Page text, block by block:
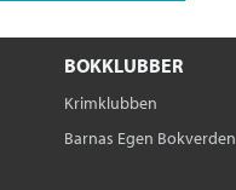
BOKKLUBBER
Krimklubben
Barnas Egen Bokverden